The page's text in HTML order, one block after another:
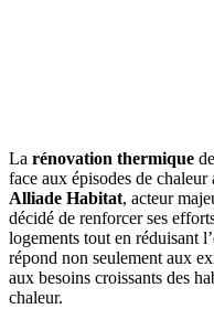
La rénovation thermique
face aux épisodes de
Alliade Habitat, acteur
décidé de renforcer ses
logements tout en réduisant
répond non seulement aux
aux besoins croissants des
chaleur.